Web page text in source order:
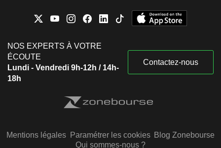
NOS EXPERTS À VOTRE
ÉCOUTE
Lundi - Vendredi 9h-12h / 14h-
18h
Contactez-nous
Mentions légales Paramétrer les cookies Blog Zonebourse
Qui sommes-nous ?